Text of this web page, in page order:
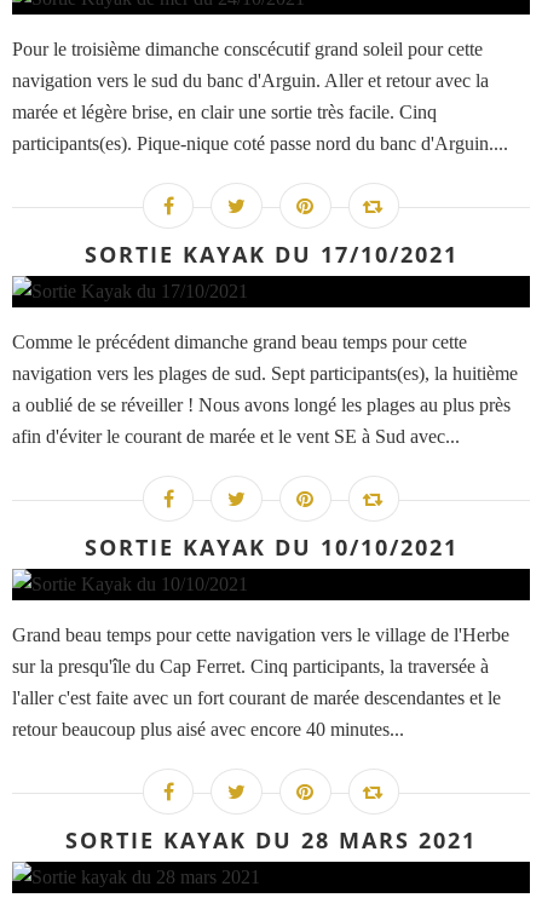
Pour le troisième dimanche conscécutif grand soleil pour cette
navigation vers le sud du banc d'Arguin. Aller et retour avec la
marée et légère brise, en clair une sortie très facile. Cinq
participants(es). Pique-nique coté passe nord du banc d'Arguin....
SORTIE KAYAK DU 17/10/2021
Comme le précédent dimanche grand beau temps pour cette
navigation vers les plages de sud. Sept participants(es), la huitième
a oublié de se réveiller ! Nous avons longé les plages au plus près
afin d'éviter le courant de marée et le vent SE à Sud avec...
SORTIE KAYAK DU 10/10/2021
Grand beau temps pour cette navigation vers le village de l'Herbe
sur la presqu'île du Cap Ferret. Cinq participants, la traversée à
l'aller c'est faite avec un fort courant de marée descendantes et le
retour beaucoup plus aisé avec encore 40 minutes...
SORTIE KAYAK DU 28 MARS 2021